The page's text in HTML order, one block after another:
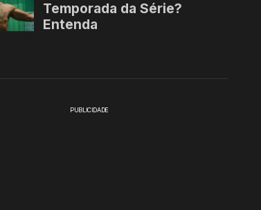
PUBLICIDADE